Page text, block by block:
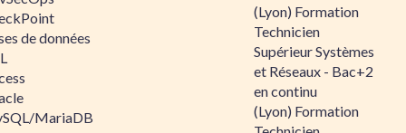
de données
MariaDB
(Lyon) Formation
Technicien
Supérieur Systèmes
et Réseaux - Bac+2
en continu
(Lyon) Formation